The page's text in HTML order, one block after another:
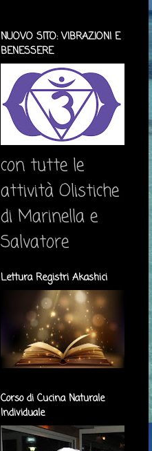
NUOVO SITO: VIBRAZIONI E
BENESSERE
con tutte le
attività Olistiche
di Marinella e
Salvatore
Lettura Registri Akashici
Corso di Cucina Naturale
Individuale